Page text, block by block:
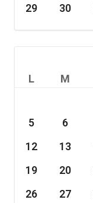
29
30
L M
5
6
12
13
19
20
26
27